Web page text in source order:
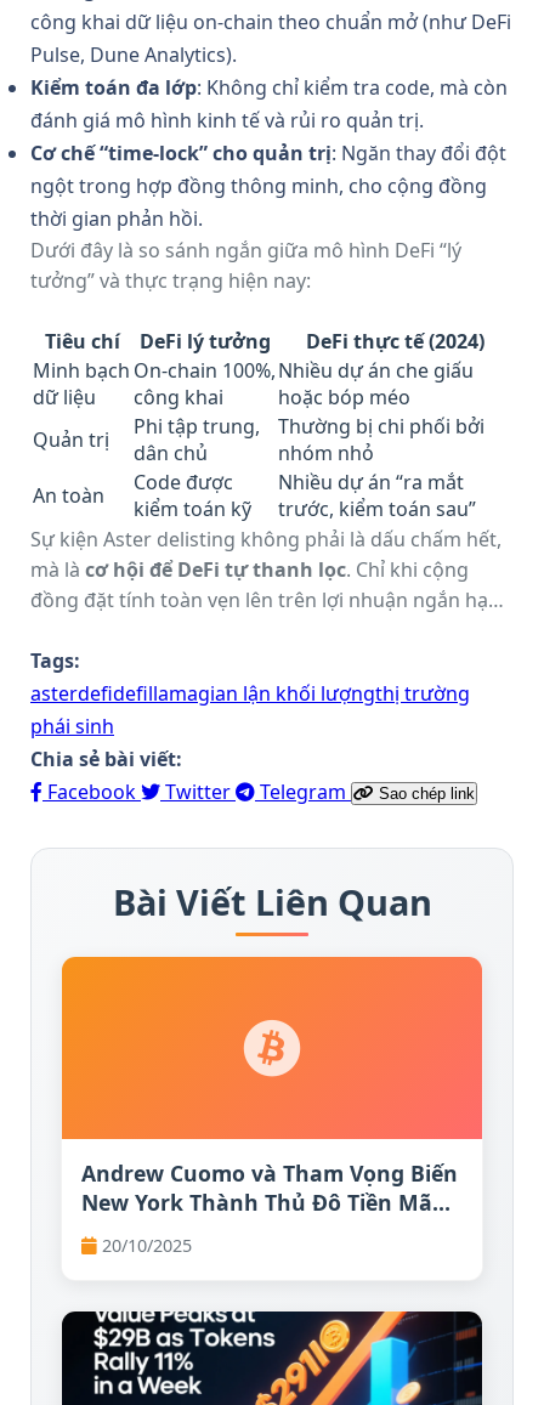
công khai dữ liệu on-chain theo chuẩn mở (như DeFi
Pulse, Dune Analytics).
Kiểm toán đa lớp: Không chỉ kiểm tra code, mà còn
đánh giá mô hình kinh tế và rủi ro quản trị.
Cơ chế “time-lock” cho quản trị: Ngăn thay đổi đột
ngột trong hợp đồng thông minh, cho cộng đồng
thời gian phản hồi.
Dưới đây là so sánh ngắn giữa mô hình DeFi “lý
tưởng” và thực trạng hiện nay:
Tiêu chí DeFi lý tưởng
DeFi thực tế (2024)
Minh bạch
dữ liệu
On-chain 100%,
công khai
Nhiều dự án che giấu
hoặc bóp méo
Quản trị
Phi tập trung,
dân chủ
Thường bị chi phối bởi
nhóm nhỏ
An toàn
Code được
kiểm toán kỹ
Nhiều dự án “ra mắt
trước, kiểm toán sau”
Sự kiện Aster delisting không phải là dấu chấm hết,
mà là cơ hội để DeFi tự thanh lọc. Chỉ khi cộng
đồng đặt tính toàn vẹn lên trên lợi nhuận ngắn hạn,
trở thành trụ cột của tài chính tương lai.
Tags:
asterdefidefillamagian lận khối lượngthị trường
phái sinh
Chia sẻ bài viết:
Facebook
Twitter Telegram Sao chép link
Bài Viết Liên Quan
Andrew Cuomo và Tham Vọng Biến
New York Thành Thủ Đô Tiền Mã
Hóa20/10/2025